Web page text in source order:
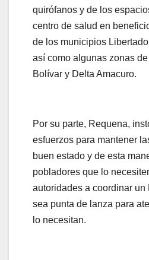
quirófanos y de los
centro de salud en
de los municipios
así como algunas zonas
Bolívar y Delta Amacuro.
Por su parte, Requena,
esfuerzos para mantener
buen estado y de esta
pobladores que lo
autoridades a coordinar
sea punta de lanza para
lo necesitan.